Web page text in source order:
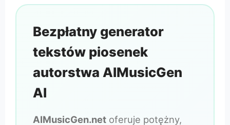
Bezpłatny generator
tekstów piosenek
autorstwa AIMusicGen
AI
AIMusicGen.net oferuje potężny,